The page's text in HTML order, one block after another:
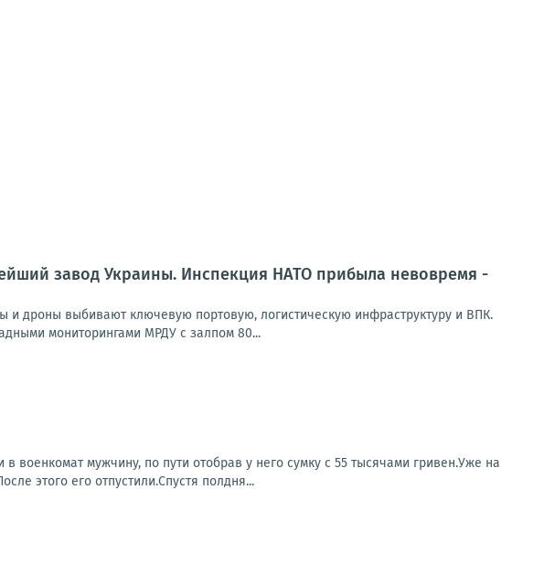
завод Украины. Инспекция НАТО прибыла невовремя -
дроны выбивают ключевую портовую, логистическую инфраструктуру и ВПК.
мониторингами МРДУ с залпом 80...
военкомат мужчину, по пути отобрав у него сумку с 55 тысячами гривен.Уже на
этого его отпустили.Спустя полдня...